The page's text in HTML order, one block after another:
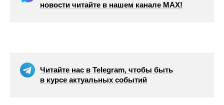
новости читайте в нашем канале МАХ!
Читайте нас в Telegram, чтобы быть
в курсе актуальных событий